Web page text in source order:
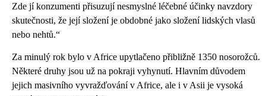
Zde jí konzumenti přisuzují nesmyslné léčebné účinky navzdory
skutečnosti, že její složení je obdobné jako složení lidských vlasů
nebo nehtů.“
Za minulý rok bylo v Africe upytlačeno přibližně 1350 nosorožců.
Některé druhy jsou už na pokraji vyhynutí. Hlavním důvodem
jejich masivního vyvražďování v Africe, ale i v Asii je vysoká